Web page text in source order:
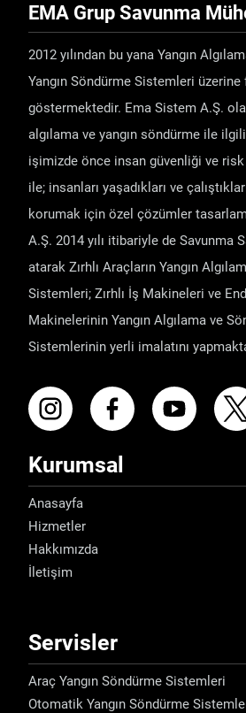
EMA Grup Savunma
2012 yılından bu yana Yangın
Yangın Söndürme Sistemleri
göstermektedir. Ema Sistem A.Ş.
algılama ve yangın söndürme ile
işimizde önce insan güvenliği ve
ile; insanları yaşadıkları ve
korumak için özel çözümler
A.Ş. 2014 yılı itibariyle de Savunma
atarak Zırhlı Araçların Yangın
Sistemleri; Zırhlı İş Makineleri ve
Makinelerinin Yangın Algılama ve
Sistemlerinin yerli imalatını
Kurumsal
Anasayfa
Hizmetler
Hakkımızda
İletişim
Servisler
Araç Yangın Söndürme Sistemleri
Otomatik Yangın Söndürme